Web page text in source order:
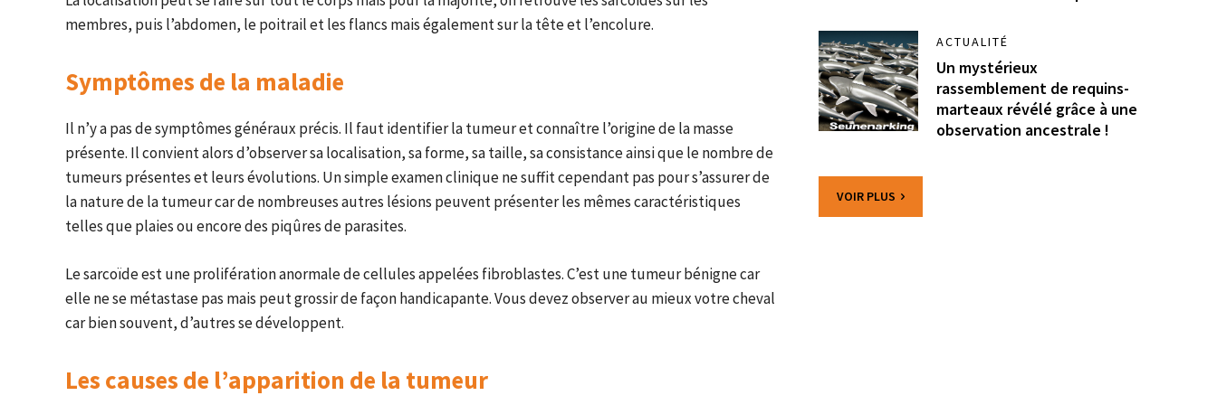
membres, puis l’abdomen, le poitrail et les flancs mais également sur la tête et l’encolure.
Symptômes de la maladie
Il n’y a pas de symptômes généraux précis. Il faut identifier la tumeur et connaître l’origine de la masse
présente. Il convient alors d’observer sa localisation, sa forme, sa taille, sa consistance ainsi que le nombre de
tumeurs présentes et leurs évolutions. Un simple examen clinique ne suffit cependant pas pour s’assurer de
la nature de la tumeur car de nombreuses autres lésions peuvent présenter les mêmes caractéristiques
telles que plaies ou encore des piqûres de parasites.
Le sarcoïde est une prolifération anormale de cellules appelées fibroblastes. C’est une tumeur bénigne car
elle ne se métastase pas mais peut grossir de façon handicapante. Vous devez observer au mieux votre cheval
car bien souvent, d’autres se développent.
Les causes de l’apparition de la tumeur
ACTUALITÉ
Un mystérieux
rassemblement de requins-
marteaux révélé grâce à une
observation ancestrale !
VOIR PLUS